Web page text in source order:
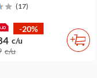
(17)
-20%
c/u
c/u